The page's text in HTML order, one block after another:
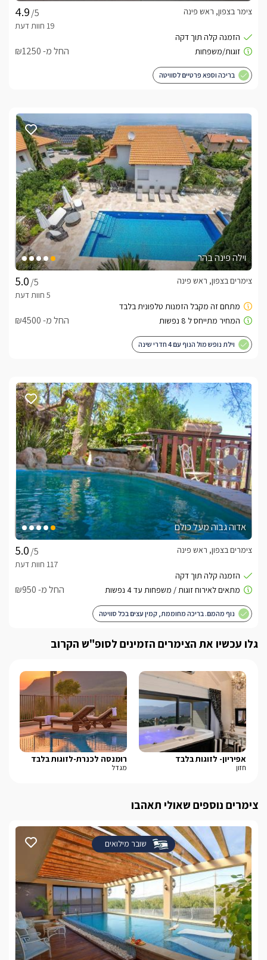
תוספת תשלום
תוכלו ליהנות מטיפולי ספא מפנקים בתיאום מראש.
קיימת עמדה להטענת רכבים חשמליים ללא עלות לאורחינו
לצפייה במדיניות ותנאי הזמנה -לחצו כאן
לידיעתכם, הפרטים המוצגים באתר: התפוסה המחירים והמבצעים
מעודכנים ומאומתים. תוכלו לבדוק ולבצע הזמנה באהבה רבה ♥
לפרטים נוספים או שאלות אנחנו פה לשירותכם
בברכה, מאירה -052-9126317
לצפייה באטרקציות ומסעדות בקרבת ראש פינת נוי -
לחצו כאן
/5
צימר בצפון, ראש פינה
החל מ- ₪1250
בריכה וספא פרטיים לסוויטה
וילה פינה בהר
/5
צימרים בצפון, ראש פינה
החל מ- ₪4500
וילת נופש מול הנוף עם 4 חדרי שינה
אדוה גבוה מעל כולם
/5
צימרים בצפון, ראש פינה
החל מ- ₪950
נוף מהמם. בריכה מחוממת, קמין עצים בכל סוויטה
גלו עכשיו את הצימרים הזמינים לסופ"ש הקרוב
אפיריון- לזוגות בלבד
חזון
רומנסה לכנרת-לזוגות בלבד
מגדל
צימרים נוספים שאולי תאהבו
שובר מילואים